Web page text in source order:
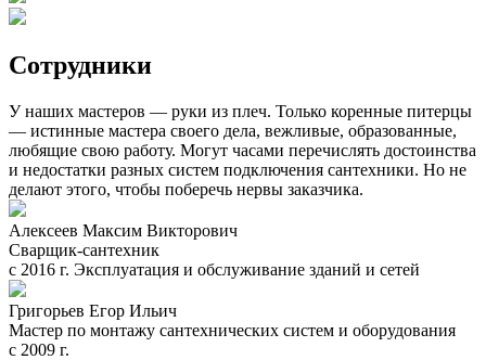
Сотрудники
У наших мастеров — руки из плеч. Только коренные питерцы
— истинные мастера своего дела, вежливые, образованные,
любящие свою работу. Могут часами перечислять достоинства
и недостатки разных систем подключения сантехники. Но не
делают этого, чтобы поберечь нервы заказчика.
Алексеев Максим Викторович
Сварщик-сантехник
с 2016 г. Эксплуатация и обслуживание зданий и сетей
Григорьев Егор Ильич
Мастер по монтажу сантехнических систем и оборудования
с 2009 г.